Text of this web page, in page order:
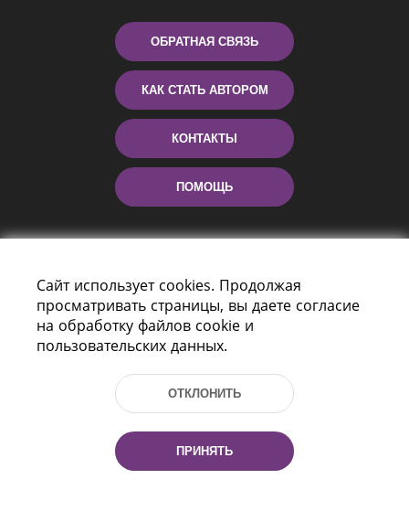
ОБРАТНАЯ СВЯЗЬ
КАК СТАТЬ АВТОРОМ
КОНТАКТЫ
ПОМОЩЬ
г. Минск, Республика Беларусь, 220114
Тел.: (+375 17) 368 37 37, Факс: (+375 17)
Эл. почта: inbox@nlb.by
Сайт использует cookies. Продолжая
просматривать страницы, вы даете согласие
на обработку файлов cookie и
пользовательских данных.
ОТКЛОНИТЬ
ПРИНЯТЬ